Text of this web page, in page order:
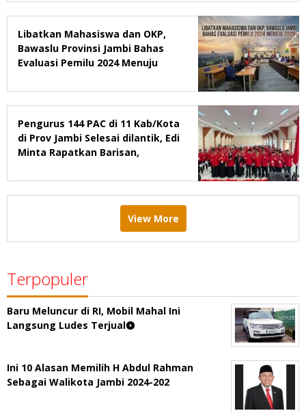
Libatkan Mahasiswa dan OKP,
Bawaslu Provinsi Jambi Bahas
Evaluasi Pemilu 2024 Menuju
Pengurus 144 PAC di 11 Kab/Kota
di Prov Jambi Selesai dilantik, Edi
Minta Rapatkan Barisan,
View More
Terpopuler
Baru Meluncur di RI, Mobil Mahal Ini
Langsung Ludes Terjual
Ini 10 Alasan Memilih H Abdul Rahman
Sebagai Walikota Jambi 2024-202